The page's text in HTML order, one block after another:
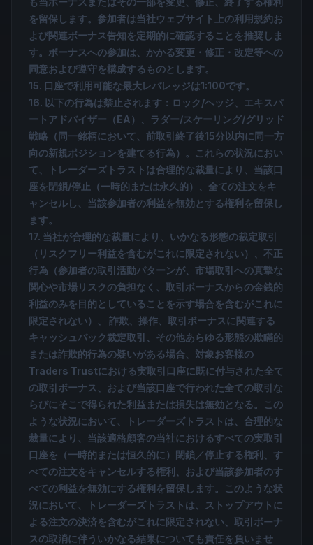
を留保します。参加者は当社ウェブサイト上の利用規約お
よび関連ボーナス告知を定期的に確認することを推奨しま
す。ボーナスへの参加は、かかる変更・修正・改定等への
同意および遵守を構成するものとします。
15. 口座で利用可能な最大レバレッジは1:100です。
16. 以下の行為は禁止されます：ロック/ヘッジ、エキスパ
ートアドバイザー（EA）、ラダー/スケーリング/グリッド
戦略（同一銘柄において、前取引終了後15分以内に同一方
向の新規ポジションを建てる行為）。これらの状況におい
て、トレーダーズトラストは合理的な裁量により、当該口
座を閉鎖/停止（一時的または永久的）、全ての注文をキ
ャンセルし、当該参加者の利益を無効とする権利を留保し
ます。
17. 当社が合理的な裁量により、いかなる形態の裁定取引
（リスクフリー利益を含むがこれに限定されない）、不正
行為（参加者の取引活動パターンが、市場取引への真摯な
関心や市場リスクの負担なく、取引ボーナスからの金銭的
利益のみを目的としていることを示す場合を含むがこれに
限定されない）、 詐欺、操作、取引ボーナスに関連する
キャッシュバック裁定取引、その他あらゆる形態の欺瞞的
または詐欺的行為の疑いがある場合、対象お客様の
Traders Trustにおける実取引口座に既に付与された全て
の取引ボーナス、および当該口座で行われた全ての取引な
らびにそこで得られた利益または損失は無効となる。この
ような状況において、トレーダーズトラストは、合理的な
裁量により、当該適格顧客の当社におけるすべての実取引
口座を（一時的または恒久的に）閉鎖／停止する権利、す
べての注文をキャンセルする権利、および当該参加者のす
べての利益を無効にする権利を留保します。このような状
況において、トレーダーズトラストは、ストップアウトに
よる注文の決済を含むがこれに限定されない、取引ボーナ
スの取消に伴ういかなる結果についても責任を負いませ